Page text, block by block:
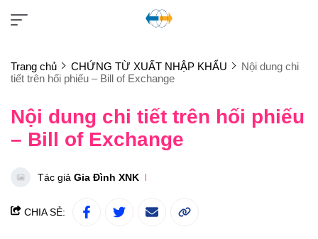
Trang chủ CHỨNG TỪ XUẤT NHẬP KHẨU
Nội dung chi
tiết trên hối phiếu – Bill of Exchange
Nội dung chi tiết trên hối phiếu
– Bill of Exchange
Tác giả Gia Đình XNK
CHIA SẺ: